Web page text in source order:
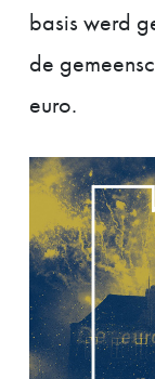
basis werd
de
euro.